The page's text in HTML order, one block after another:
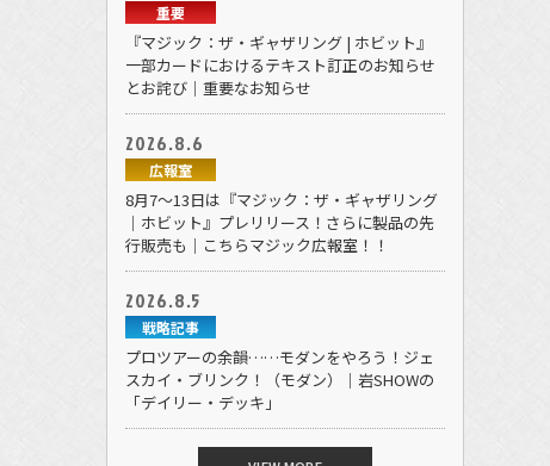
重要
『マジック：ザ・ギャザリング | ホビット』
一部カードにおけるテキスト訂正のお知らせ
とお詫び｜重要なお知らせ
2026.8.6
広報室
8月7～13日は『マジック：ザ・ギャザリング
｜ホビット』プレリリース！さらに製品の先
行販売も｜こちらマジック広報室！！
2026.8.5
戦略記事
プロツアーの余韻……モダンをやろう！ジェ
スカイ・ブリンク！（モダン）｜岩SHOWの
「デイリー・デッキ」